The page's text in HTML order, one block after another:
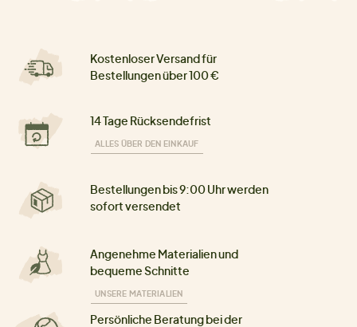
Kostenloser Versand für
Bestellungen über 100 €
14 Tage Rücksendefrist
ALLES ÜBER DEN EINKAUF
Bestellungen bis 9:00 Uhr werden
sofort versendet
Angenehme Materialien und
bequeme Schnitte
UNSERE MATERIALIEN
Persönliche Beratung bei der